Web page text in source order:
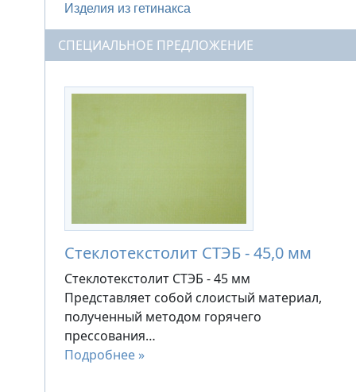
Изделия из гетинакса
СПЕЦИАЛЬНОЕ ПРЕДЛОЖЕНИЕ
Стеклотекстолит СТЭБ - 45,0 мм
Стеклотекстолит СТЭБ - 45 мм
Представляет собой слоистый материал,
полученный методом горячего
прессования…
Подробнее »